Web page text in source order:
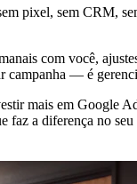
pixel, sem CRM,
com você,
campanha — é
mais em Google
faz a diferença no seu